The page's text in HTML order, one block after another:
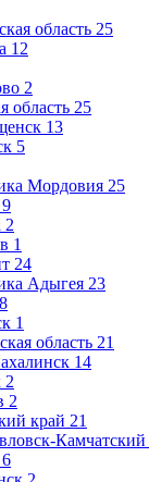
область 25
12
2
область 25
13
5
Мордовия 25
9
2
1
24
Адыгея 23
8
1
область 21
14
2
2
край 21
Камчатский
6